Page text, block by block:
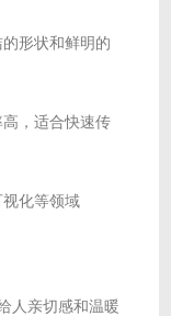
形状和鲜明的
，适合快速传
化等领域
人亲切感和温暖